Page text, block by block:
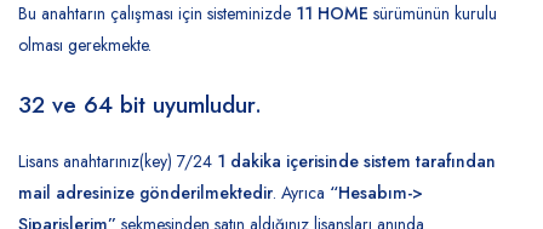
Bu anahtarın çalışması için sisteminizde 11 HOME sürümünün kurulu
olması gerekmekte.
32 ve 64 bit uyumludur.
Lisans anahtarınız(key) 7/24 1 dakika içerisinde sistem tarafından
mail adresinize gönderilmektedir. Ayrıca “Hesabım->
Siparişlerim” sekmesinden satın aldığınız lisansları anında